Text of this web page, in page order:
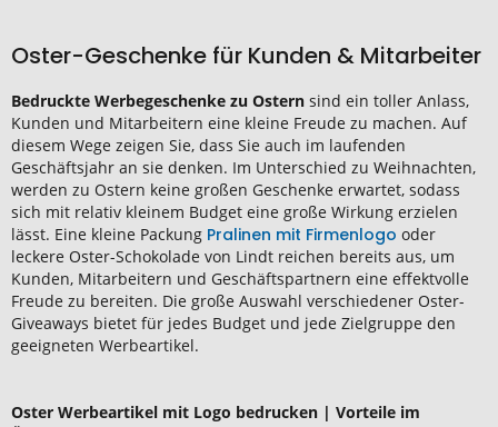
Oster-Geschenke für Kunden & Mitarbeiter
Bedruckte Werbegeschenke zu Ostern sind ein toller Anlass,
Kunden und Mitarbeitern eine kleine Freude zu machen. Auf
diesem Wege zeigen Sie, dass Sie auch im laufenden
Geschäftsjahr an sie denken. Im Unterschied zu Weihnachten,
werden zu Ostern keine großen Geschenke erwartet, sodass
sich mit relativ kleinem Budget eine große Wirkung erzielen
lässt. Eine kleine Packung Pralinen mit Firmenlogo oder
leckere Oster-Schokolade von Lindt reichen bereits aus, um
Kunden, Mitarbeitern und Geschäftspartnern eine effektvolle
Freude zu bereiten. Die große Auswahl verschiedener Oster-
Giveaways bietet für jedes Budget und jede Zielgruppe den
geeigneten Werbeartikel.
Oster Werbeartikel mit Logo bedrucken | Vorteile im